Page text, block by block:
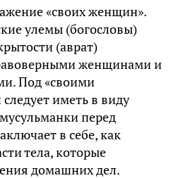
«своих женщин».
улемы (богословы)
(аврат)
женщинами и
Под «своими
иметь в виду
перед
в себе, как
тела, которые
домашних дел.